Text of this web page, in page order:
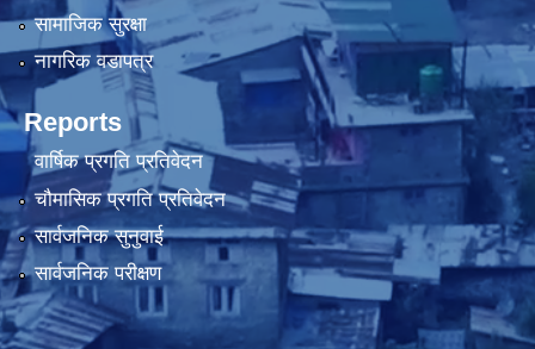
सामाजिक सुरक्षा
नागरिक वडापत्र
Reports
वार्षिक प्रगति प्रतिवेदन
चौमासिक प्रगति प्रतिवेदन
सार्वजनिक सुनुवाई
सार्वजनिक परीक्षण